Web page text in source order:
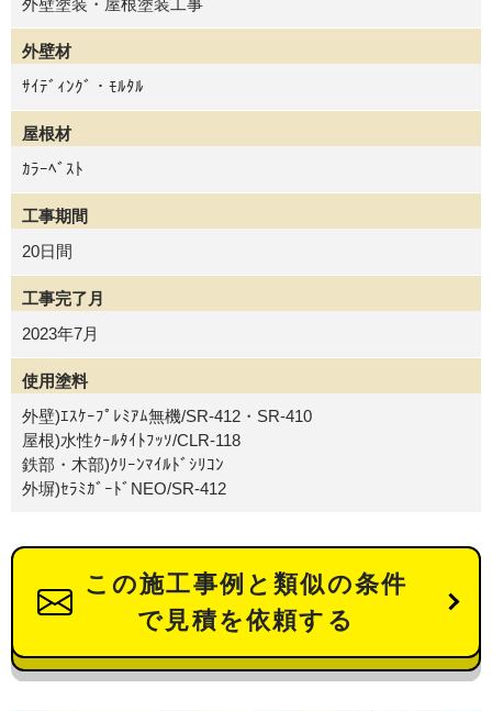
外壁材
ｻｲﾃﾞｨﾝｸﾞ・ﾓﾙﾀﾙ
屋根材
ｶﾗｰﾍﾞｽﾄ
工事期間
20日間
工事完了月
2023年7月
使用塗料
外壁)ｴｽｹｰﾌﾟﾚﾐｱﾑ無機/SR-412・SR-410
屋根)水性ｸｰﾙﾀｲﾄﾌｯｿ/CLR-118
鉄部・木部)ｸﾘｰﾝﾏｲﾙﾄﾞｼﾘｺﾝ
外塀)ｾﾗﾐｶﾞｰﾄﾞNEO/SR-412
この施工事例と類似の条件
で見積を依頼する